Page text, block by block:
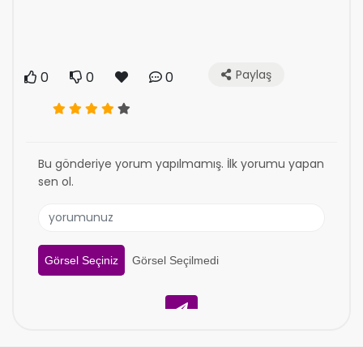
0 0 0 Paylaş
Bu gönderiye yorum yapılmamış. İlk yorumu yapan
sen ol.
Görsel Seçiniz Görsel Seçilmedi